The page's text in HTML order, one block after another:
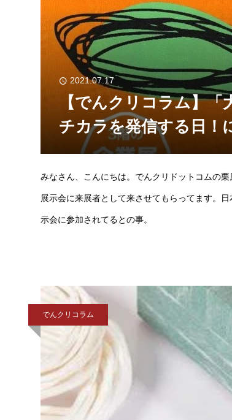
2021.07.17
【でんクリコラム】
チカラを発信する日！
みなさん、こんにちは。でんクリドットコムの
展示会に来展者として来させてもらってます。
示会に参加されてるとの事。
でんクリコラム